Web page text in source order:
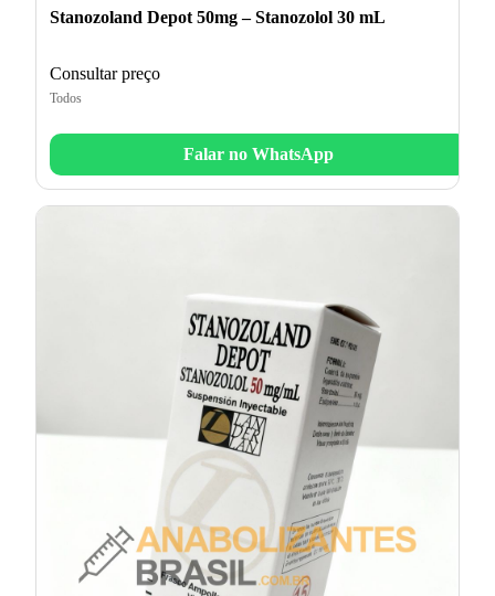
Stanozoland Depot 50mg – Stanozolol 30 mL
Consultar preço
Todos
Falar no WhatsApp